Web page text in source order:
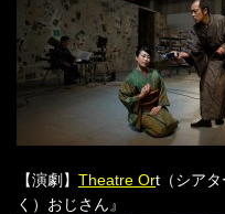
【演劇】 Theatre Ort（シア
く）おじさん』